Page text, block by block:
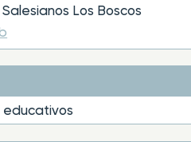
Los Boscos
educativos